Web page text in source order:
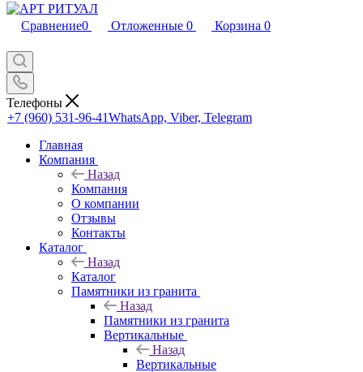
Сравнение0 Отложенные 0 Корзина 0
Телефоны
+7 (960) 531-96-41WhatsApp, Viber, Telegram
Главная
Компания
Назад
Компания
О компании
Отзывы
Контакты
Каталог
Назад
Каталог
Памятники из гранита
Назад
Памятники из гранита
Вертикальные
Назад
Вертикальные